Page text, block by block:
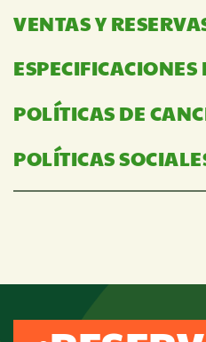
VENTAS Y
ESPECIFICACIONES
POLÍTICAS DE
POLÍTICAS